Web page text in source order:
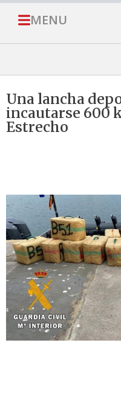
MENU
Una lancha
incautarse 600
Estrecho